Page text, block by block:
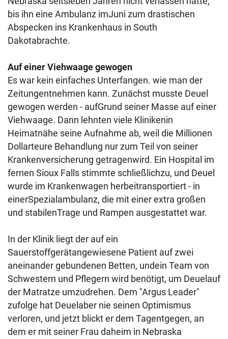
bis ihn eine Ambulanz imJuni zum drastischen
Abspecken ins Krankenhaus in South
Dakotabrachte.
Auf einer Viehwaage gewogen
Es war kein einfaches Unterfangen. wie man der
Zeitungentnehmen kann. Zunächst musste Deuel
gewogen werden - aufGrund seiner Masse auf einer
Viehwaage. Dann lehnten viele Klinikenin
Heimatnähe seine Aufnahme ab, weil die Millionen
Dollarteure Behandlung nur zum Teil von seiner
Krankenversicherung getragenwird. Ein Hospital im
fernen Sioux Falls stimmte schließlichzu, und Deuel
wurde im Krankenwagen herbeitransportiert - in
einerSpezialambulanz, die mit einer extra großen
und stabilenTrage und Rampen ausgestattet war.
In der Klinik liegt der auf ein
Sauerstoffgerätangewiesene Patient auf zwei
aneinander gebundenen Betten, undein Team von
Schwestern und Pflegern wird benötigt, um Deuelauf
der Matratze umzudrehen. Dem "Argus Leader"
zufolge hat Deuelaber nie seinen Optimismus
verloren, und jetzt blickt er dem Tagentgegen, an
dem er mit seiner Frau daheim in Nebraska